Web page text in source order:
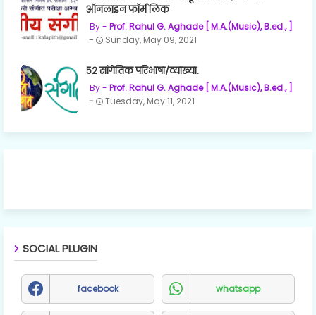
ऑनलाइन फॉर्म लिंक
Prof. Rahul G. Aghade [ M.A.(Music), B.ed., ]
Sunday, May 09, 2021
५२ सांगेतिक परिभाषा/व्याख्या.
Prof. Rahul G. Aghade [ M.A.(Music), B.ed., ]
Tuesday, May 11, 2021
SOCIAL PLUGIN
facebook whatsapp